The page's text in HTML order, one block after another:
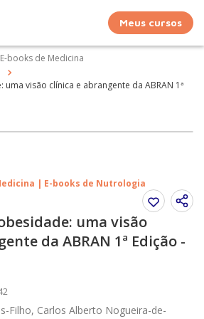
Meus cursos
E-books de Medicina
visão clínica e abrangente da ABRAN 1ª
| E-books de Nutrologia
uma visão
da ABRAN 1ª Edição -
Filho, Carlos Alberto Nogueira-de-